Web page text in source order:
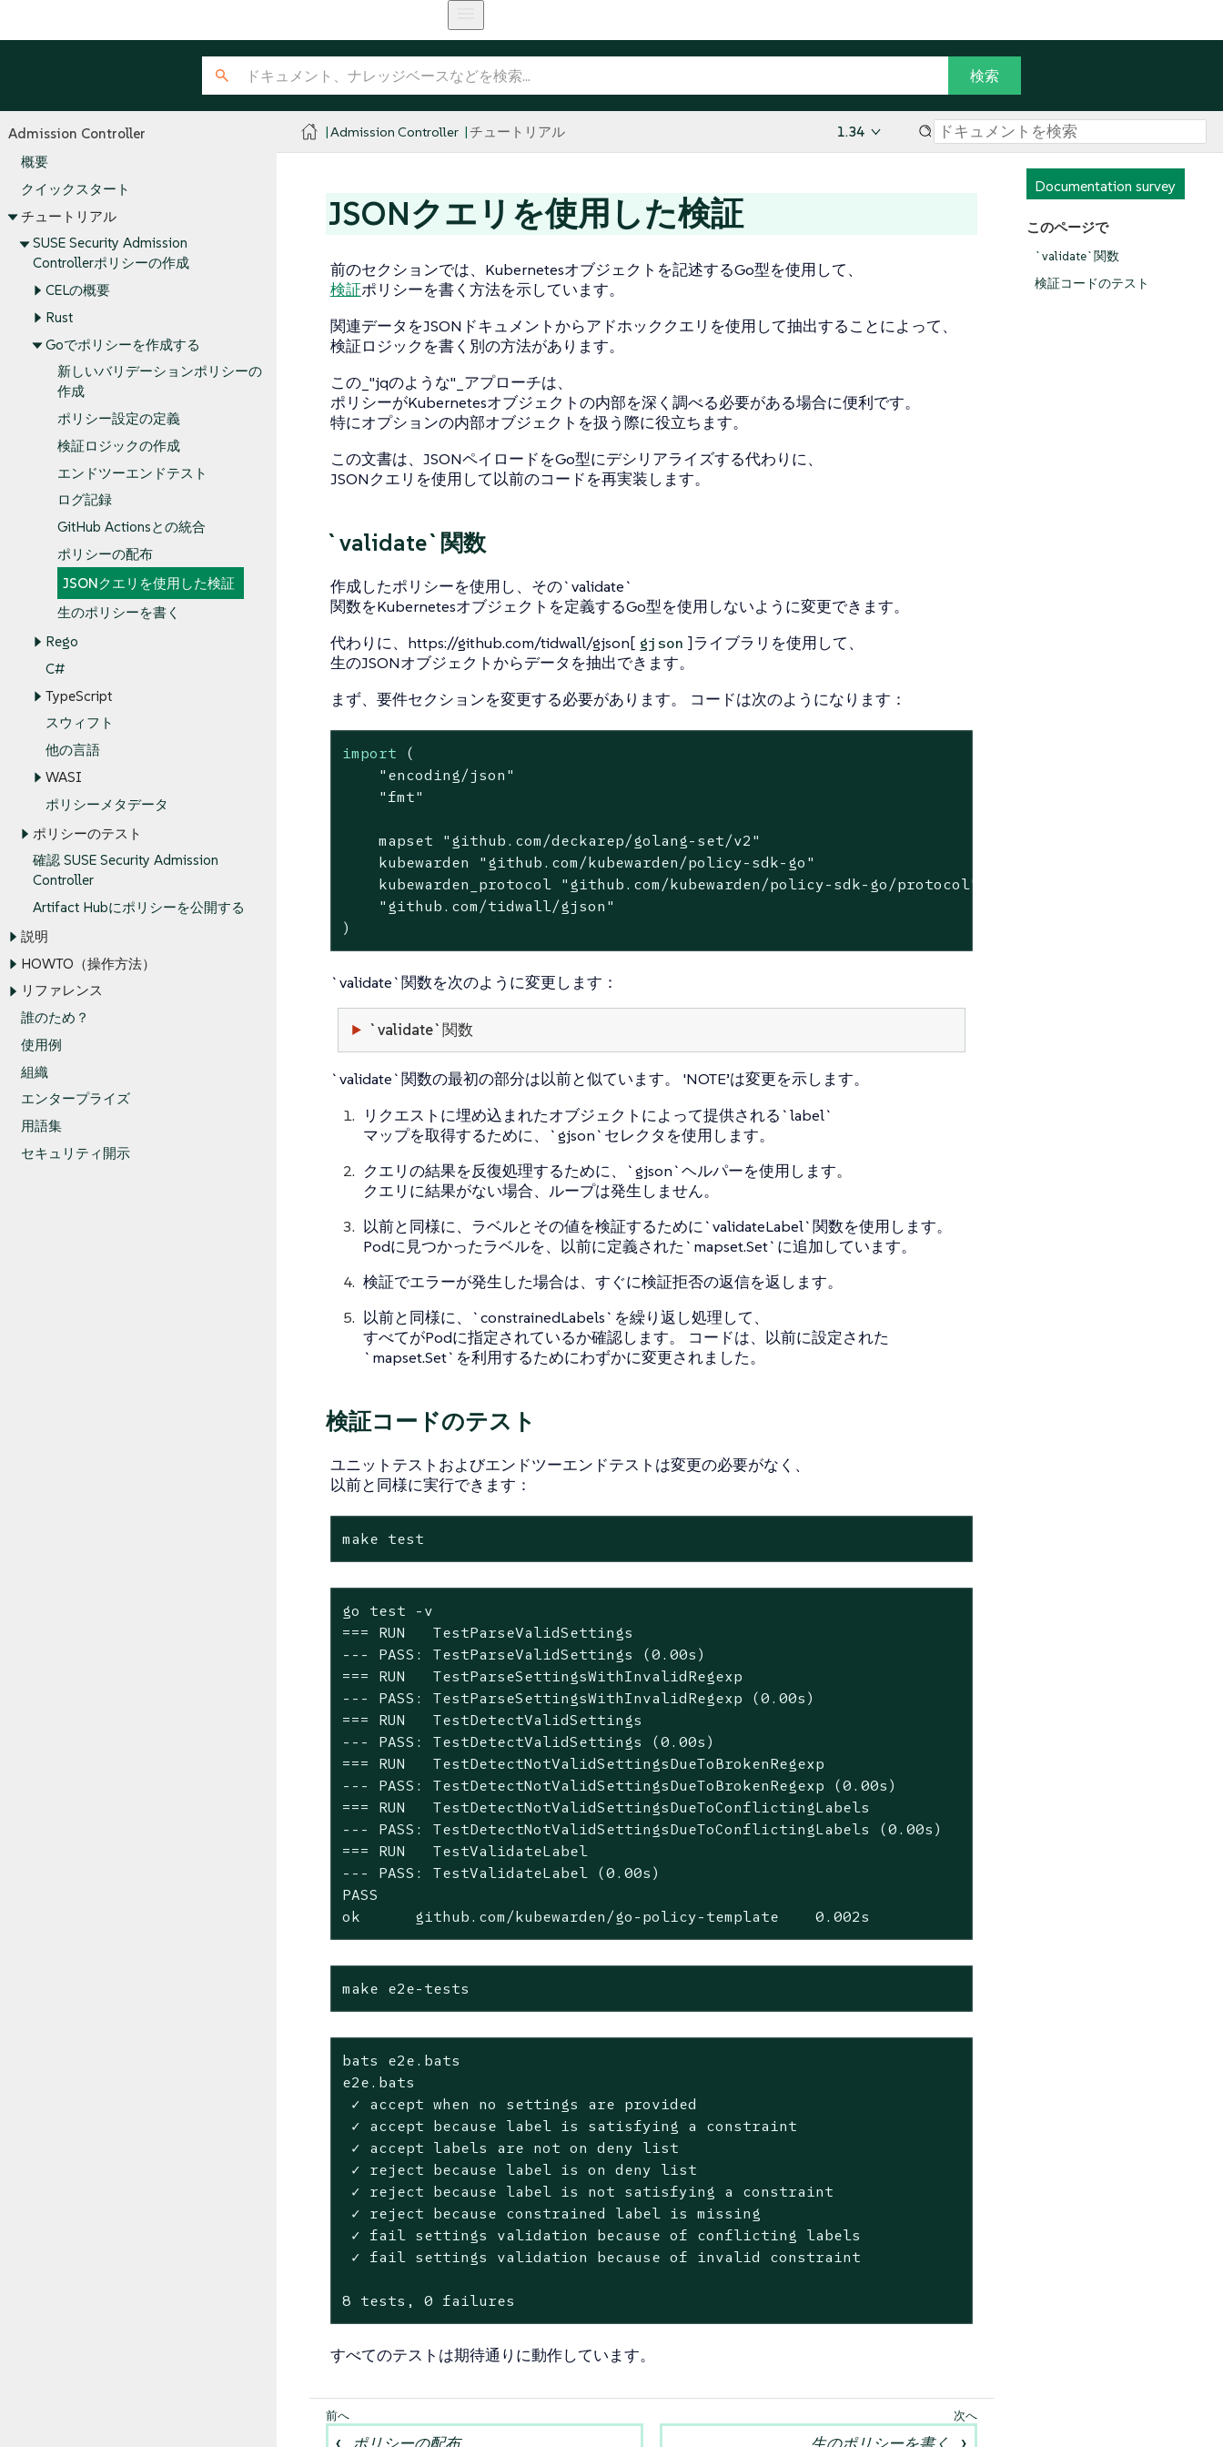
Admission Controller
概要
クイックスタート
チュートリアル
SUSE Security Admission
Controllerポリシーの作成
CELの概要
Rust
Goでポリシーを作成する
新しいバリデーションポリシーの
作成
ポリシー設定の定義
検証ロジックの作成
エンドツーエンドテスト
ログ記録
GitHub Actionsとの統合
ポリシーの配布
JSONクエリを使用した検証
生のポリシーを書く
Rego
C#
TypeScript
スウィフト
他の言語
WASI
ポリシーメタデータ
ポリシーのテスト
確認 SUSE Security Admission
Controller
Artifact Hubにポリシーを公開する
説明
HOWTO（操作方法）
リファレンス
誰のため？
使用例
組織
エンタープライズ
用語集
セキュリティ開示
Admission Controller チュートリアル 1.34
Documentation survey
このページで
`validate`関数
検証コードのテスト
JSONクエリを使用した検証
前のセクションでは、Kubernetesオブジェクトを記述するGo型を使用して、
検証ポリシーを書く方法を示しています。
関連データをJSONドキュメントからアドホッククエリを使用して抽出することによって、
検証ロジックを書く別の方法があります。
この_"jqのような"_アプローチは、
ポリシーがKubernetesオブジェクトの内部を深く調べる必要がある場合に便利です。
特にオプションの内部オブジェクトを扱う際に役立ちます。
この文書は、JSONペイロードをGo型にデシリアライズする代わりに、
JSONクエリを使用して以前のコードを再実装します。
`validate`関数
作成したポリシーを使用し、その`validate`
関数をKubernetesオブジェクトを定義するGo型を使用しないように変更できます。
代わりに、https://github.com/tidwall/gjson[ gjson ]ライブラリを使用して、
生のJSONオブジェクトからデータを抽出できます。
まず、要件セクションを変更する必要があります。 コードは次のようになります：
import (
"encoding/json"
"fmt"
    mapset
"github.com/deckarep/golang-set/v2"
    kubewarden
"github.com/kubewarden/policy-sdk-go"
    kubewarden_protocol
"github.com/kubewarden/policy-sdk-go/protocol"
"github.com/tidwall/gjson"
)
`validate`関数を次のように変更します：
`validate`関数
`validate`関数の最初の部分は以前と似ています。 'NOTE’は変更を示します。
リクエストに埋め込まれたオブジェクトによって提供される`label`
マップを取得するために、`gjson`セレクタを使用します。
クエリの結果を反復処理するために、`gjson`ヘルパーを使用します。
クエリに結果がない場合、ループは発生しません。
以前と同様に、ラベルとその値を検証するために`validateLabel`関数を使用します。
Podに見つかったラベルを、以前に定義された`mapset.Set`に追加しています。
検証でエラーが発生した場合は、すぐに検証拒否の返信を返します。
以前と同様に、`constrainedLabels`を繰り返し処理して、
すべてがPodに指定されているか確認します。 コードは、以前に設定された
`mapset.Set`を利用するためにわずかに変更されました。
検証コードのテスト
ユニットテストおよびエンドツーエンドテストは変更の必要がなく、
以前と同様に実行できます：
make test
go test -v
=== RUN   TestParseValidSettings
--- PASS: TestParseValidSettings (0.00s)
=== RUN   TestParseSettingsWithInvalidRegexp
--- PASS: TestParseSettingsWithInvalidRegexp (0.00s)
=== RUN   TestDetectValidSettings
--- PASS: TestDetectValidSettings (0.00s)
=== RUN   TestDetectNotValidSettingsDueToBrokenRegexp
--- PASS: TestDetectNotValidSettingsDueToBrokenRegexp (0.00s)
=== RUN   TestDetectNotValidSettingsDueToConflictingLabels
--- PASS: TestDetectNotValidSettingsDueToConflictingLabels (0.00s)
=== RUN   TestValidateLabel
--- PASS: TestValidateLabel (0.00s)
PASS
ok      github.com/kubewarden/go-policy-template    0.002s
make e2e-tests
bats e2e.bats
e2e.bats
✓ accept when no settings are provided
✓ accept because label is satisfying a constraint
✓ accept labels are not on deny list
✓ reject because label is on deny list
✓ reject because label is not satisfying a constraint
✓ reject because constrained label is missing
✓ fail settings validation because of conflicting labels
✓ fail settings validation because of invalid constraint
8 tests, 0 failures
すべてのテストは期待通りに動作しています。